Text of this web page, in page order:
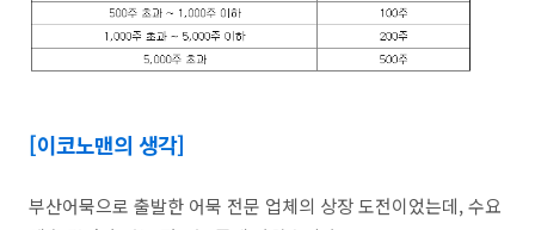
[이코노맨의 생각]
부산어묵으로 출발한 어묵 전문 업체의 상장 도전이었는데, 수요